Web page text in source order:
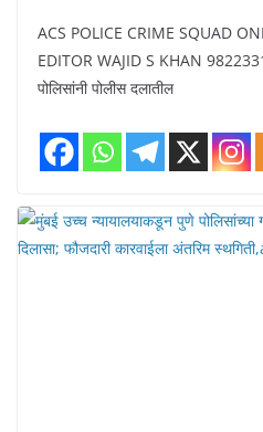
ACS POLICE CRIME SQUAD
EDITOR WAJID S KHAN
पोलिसांनी पोलीस दलातील